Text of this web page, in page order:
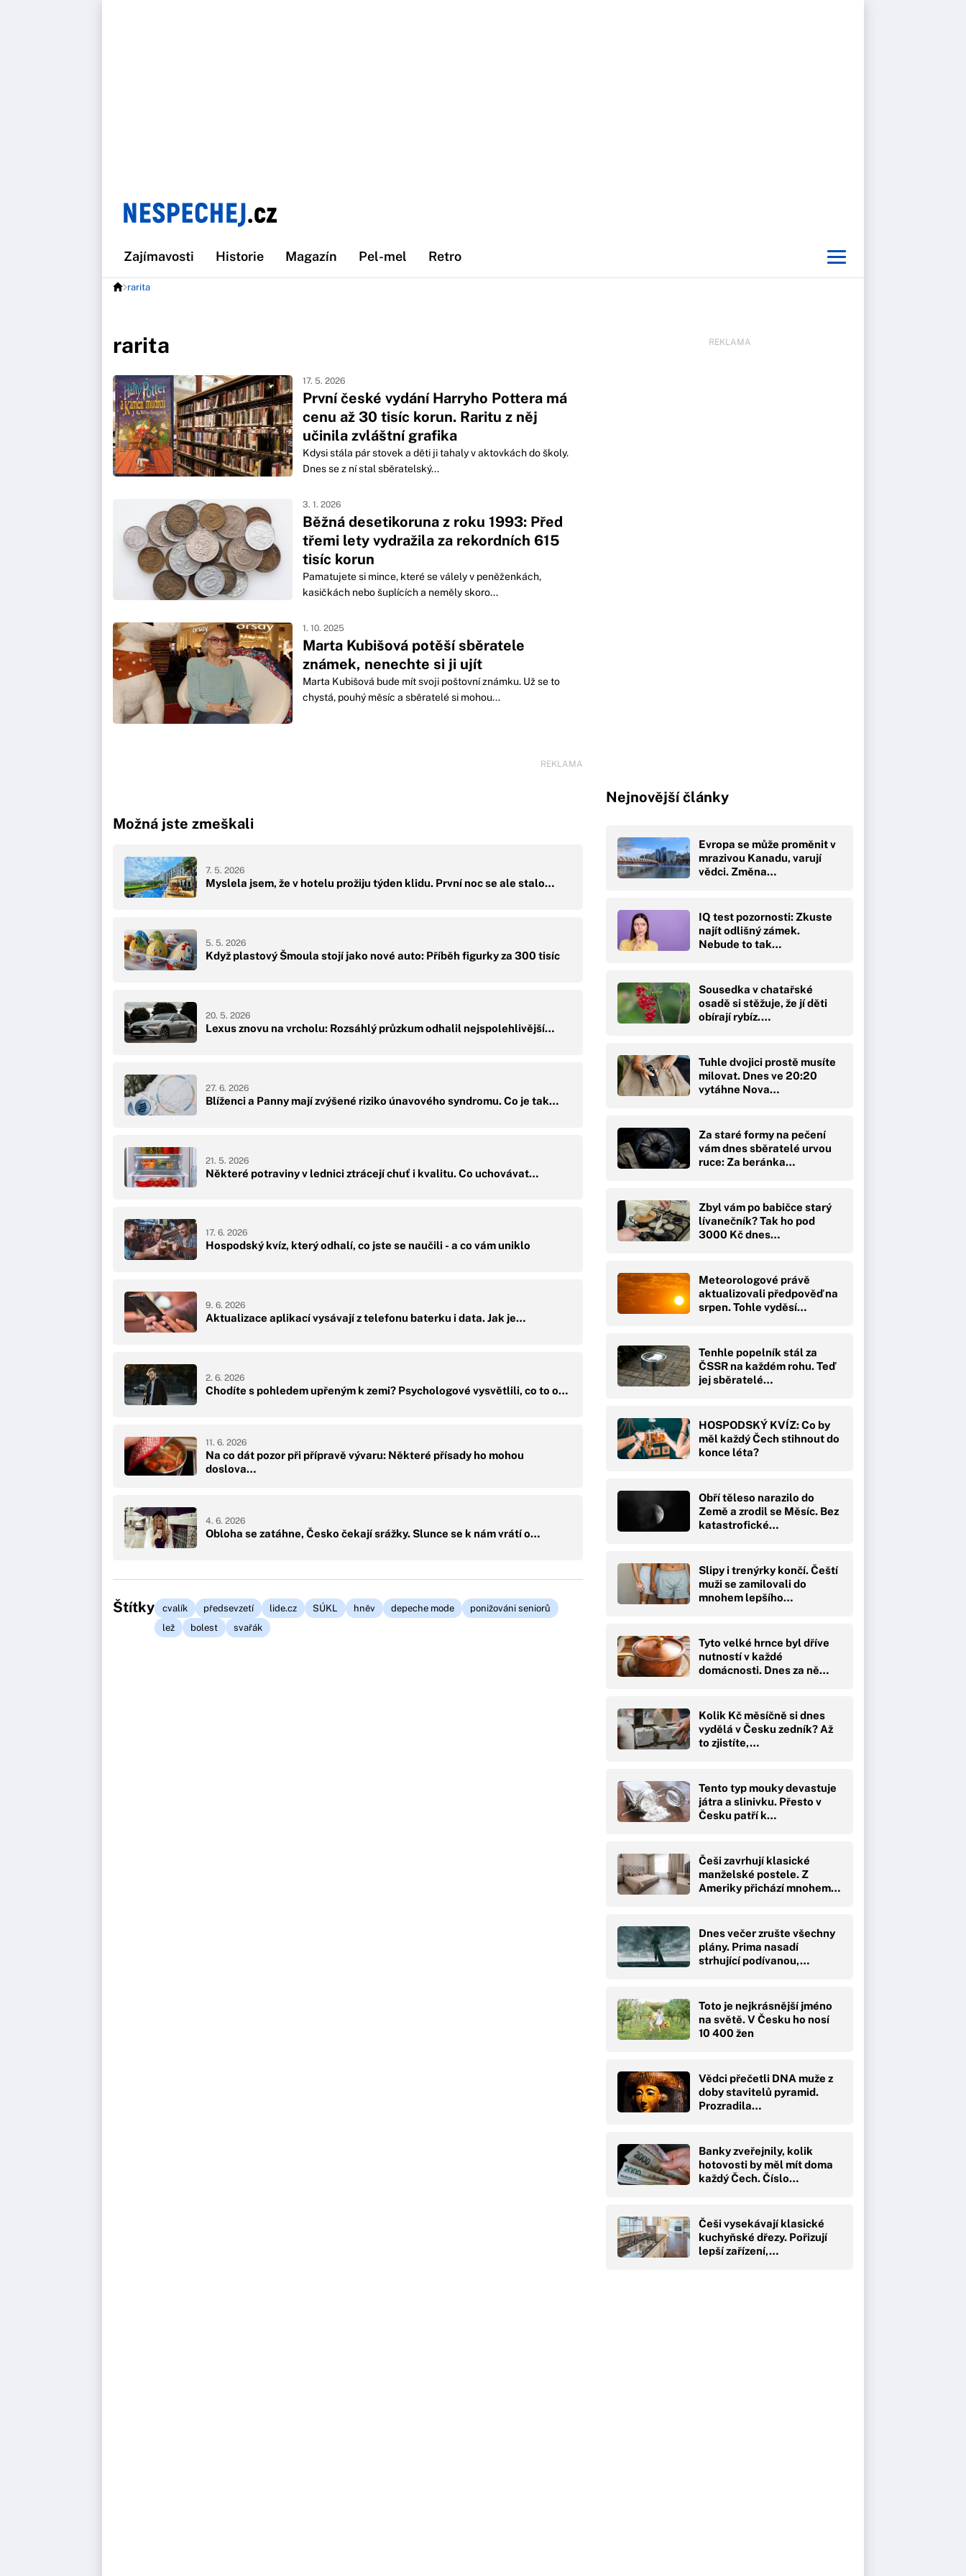
Zajímavosti Historie Magazín Pel-mel Retro
rarita
rarita
První české vydání Harryho Pottera má
cenu až 30 tisíc korun. Raritu z něj
učinila zvláštní grafika
17. 5. 2026
Kdysi stála pár stovek a děti ji tahaly v aktovkách do školy.
Dnes se z ní stal sběratelský...
Běžná desetikoruna z roku 1993: Před
třemi lety vydražila za rekordních 615
tisíc korun
3. 1. 2026
Pamatujete si mince, které se válely v peněženkách,
kasičkách nebo šuplících a neměly skoro...
Marta Kubišová potěší sběratele
známek, nenechte si ji ujít
1. 10. 2025
Marta Kubišová bude mít svoji poštovní známku. Už se to
chystá, pouhý měsíc a sběratelé si mohou...
REKLAMA
Možná jste zmeškali
Myslela jsem, že v hotelu prožiju týden klidu. První noc se ale stalo…
7. 5. 2026
Když plastový Šmoula stojí jako nové auto: Příběh figurky za 300 tisíc
5. 5. 2026
Lexus znovu na vrcholu: Rozsáhlý průzkum odhalil nejspolehlivější…
20. 5. 2026
Blíženci a Panny mají zvýšené riziko únavového syndromu. Co je tak…
27. 6. 2026
Některé potraviny v lednici ztrácejí chuť i kvalitu. Co uchovávat…
21. 5. 2026
Hospodský kvíz, který odhalí, co jste se naučili - a co vám uniklo
17. 6. 2026
Aktualizace aplikací vysávají z telefonu baterku i data. Jak je…
9. 6. 2026
Chodíte s pohledem upřeným k zemi? Psychologové vysvětlili, co to o…
2. 6. 2026
Na co dát pozor při přípravě vývaru: Některé přísady ho mohou
doslova…
11. 6. 2026
Obloha se zatáhne, Česko čekají srážky. Slunce se k nám vrátí o…
4. 6. 2026
Štítky cvalík předsevzetí lide.cz SÚKL hněv depeche mode
ponižováni seniorů
lež
bolest svařák
REKLAMA
Nejnovější články
Evropa se může proměnit v
mrazivou Kanadu, varují
vědci. Změna…
IQ test pozornosti: Zkuste
najít odlišný zámek.
Nebude to tak…
Sousedka v chatařské
osadě si stěžuje, že jí děti
obírají rybíz.…
Tuhle dvojici prostě musíte
milovat. Dnes ve 20:20
vytáhne Nova…
Za staré formy na pečení
vám dnes sběratelé urvou
ruce: Za beránka…
Zbyl vám po babičce starý
lívanečník? Tak ho pod
3000 Kč dnes…
Meteorologové právě
aktualizovali předpověď na
srpen. Tohle vyděsí…
Tenhle popelník stál za
ČSSR na každém rohu. Teď
jej sběratelé…
HOSPODSKÝ KVÍZ: Co by
měl každý Čech stihnout do
konce léta?
Obří těleso narazilo do
Země a zrodil se Měsíc. Bez
katastrofické…
Slipy i trenýrky končí. Čeští
muži se zamilovali do
mnohem lepšího…
Tyto velké hrnce byl dříve
nutností v každé
domácnosti. Dnes za ně…
Kolik Kč měsíčně si dnes
vydělá v Česku zedník? Až
to zjistíte,…
Tento typ mouky devastuje
játra a slinivku. Přesto v
Česku patří k…
Češi zavrhují klasické
manželské postele. Z
Ameriky přichází mnohem…
Dnes večer zrušte všechny
plány. Prima nasadí
strhující podívanou,…
Toto je nejkrásnější jméno
na světě. V Česku ho nosí
10 400 žen
Vědci přečetli DNA muže z
doby stavitelů pyramid.
Prozradila…
Banky zveřejnily, kolik
hotovosti by měl mít doma
každý Čech. Číslo…
Češi vysekávají klasické
kuchyňské dřezy. Pořizují
lepší zařízení,…